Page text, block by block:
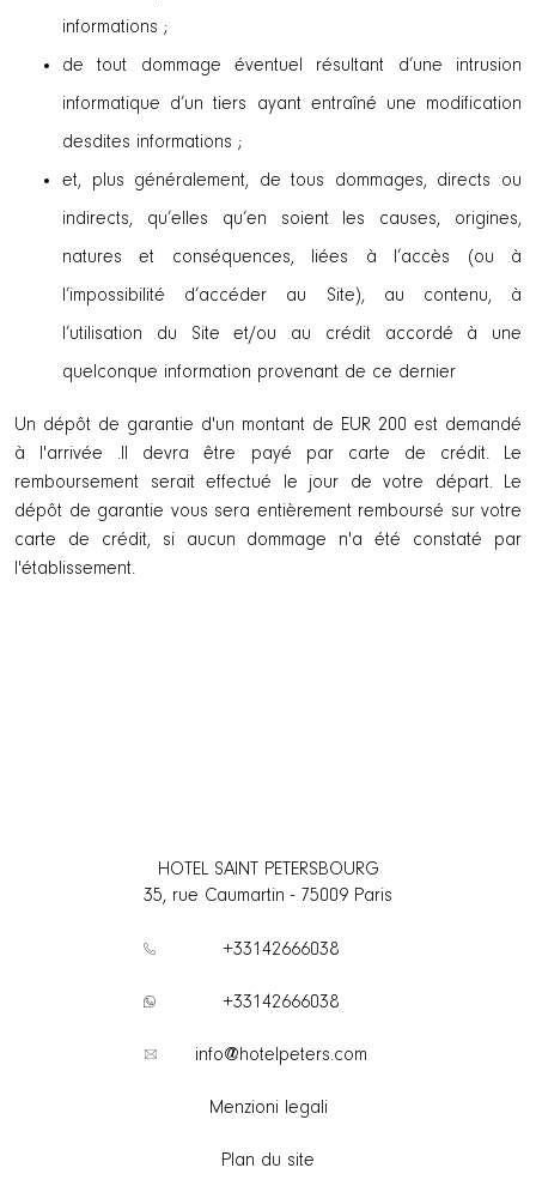
informations ;
de tout dommage éventuel résultant d’une intrusion
informatique d’un tiers ayant entraîné une modification
desdites informations ;
et, plus généralement, de tous dommages, directs ou
indirects, qu’elles qu’en soient les causes, origines,
natures et conséquences, liées à l’accès (ou à
l’impossibilité d’accéder au Site), au contenu, à
l’utilisation du Site et/ou au crédit accordé à une
quelconque information provenant de ce dernier
Un dépôt de garantie d'un montant de EUR 200 est demandé
à l'arrivée .Il devra être payé par carte de crédit. Le
remboursement serait effectué le jour de votre départ. Le
dépôt de garantie vous sera entièrement remboursé sur votre
carte de crédit, si aucun dommage n'a été constaté par
l'établissement.
HOTEL SAINT PETERSBOURG
35, rue Caumartin - 75009 Paris
+33142666038
+33142666038
info@hotelpeters.com
Menzioni legali
Plan du site